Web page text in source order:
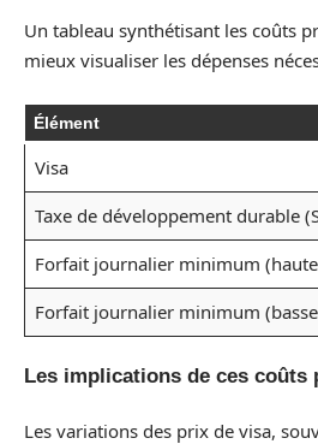
Un tableau synthétisant les coûts
mieux visualiser les dépenses
Élément
Visa
Taxe de développement durable
Forfait journalier minimum
Forfait journalier minimum
Les implications de ces coûts
Les variations des prix de visa,